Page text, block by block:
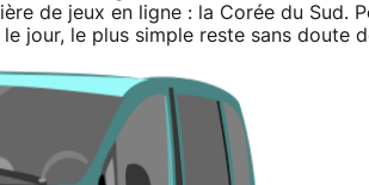
de jeux en ligne : la Corée du Sud.
jour, le plus simple reste sans doute